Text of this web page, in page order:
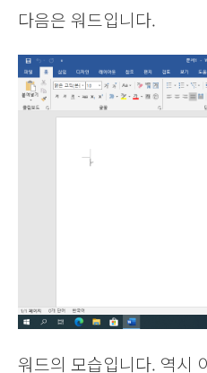
다음은 워드입니다.
워드의 모습입니다. 역시